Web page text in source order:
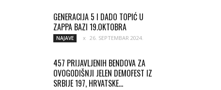
GENERACIJA 5 I DADO TOPIĆ U
ZAPPA BAZI 19.OKTOBRA
NAJAVE 26. SEPTEMBAR 2024.
457 PRIJAVLJENIH BENDOVA ZA
OVOGODIŠNJI JELEN DEMOFEST IZ
SRBIJE 197, HRVATSKE...